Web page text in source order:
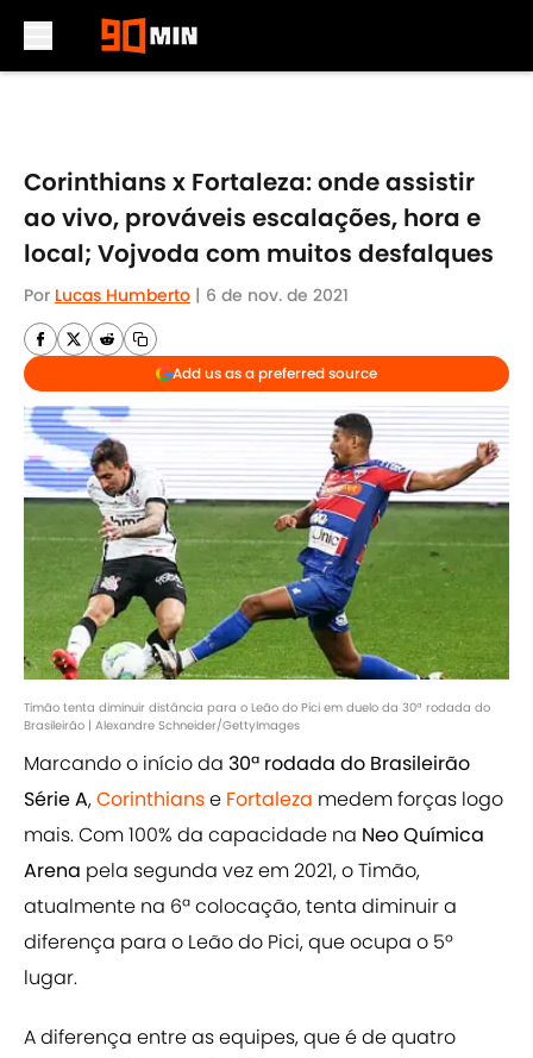
Corinthians x Fortaleza: onde assistir
ao vivo, prováveis escalações, hora e
local; Vojvoda com muitos desfalques
Por Lucas Humberto | 6 de nov. de 2021
Add us as a preferred source
Timão tenta diminuir distância para o Leão do Pici em duelo da 30ª rodada do
Brasileirão | Alexandre Schneider/GettyImages
Marcando o início da 30ª rodada do Brasileirão
Série A,Corinthianse Fortaleza medem forças logo
mais. Com 100% da capacidade na Neo Química
Arena pela segunda vez em 2021, o Timão,
atualmente na 6ª colocação, tenta diminuir a
diferença para o Leão do Pici, que ocupa o 5º
lugar.
A diferença entre as equipes, que é de quatro